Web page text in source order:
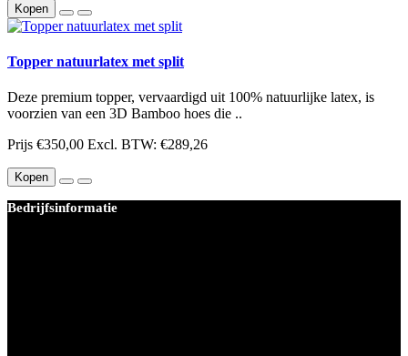
Kopen
Topper natuurlatex met split
Deze premium topper, vervaardigd uit 100% natuurlijke latex, is
voorzien van een 3D Bamboo hoes die ..
Prijs €350,00 Excl. BTW: €289,26
Kopen
Bedrijfsinformatie